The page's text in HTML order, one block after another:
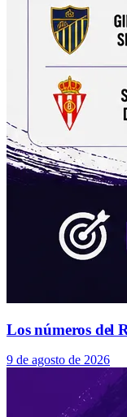
Los números del
9 de agosto de 2026